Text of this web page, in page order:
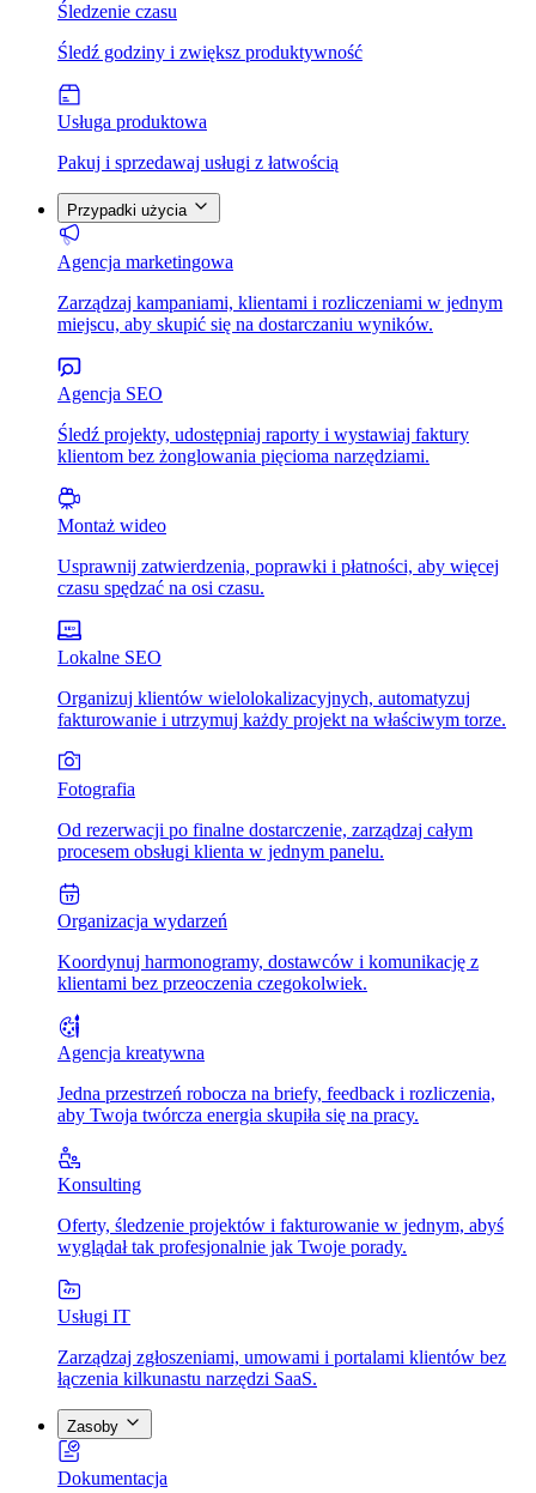
Śledzenie czasu
Śledź godziny i zwiększ produktywność
Usługa produktowa
Pakuj i sprzedawaj usługi z łatwością
Przypadki użycia
Agencja marketingowa
Zarządzaj kampaniami, klientami i rozliczeniami w jednym
miejscu, aby skupić się na dostarczaniu wyników.
Agencja SEO
Śledź projekty, udostępniaj raporty i wystawiaj faktury
klientom bez żonglowania pięcioma narzędziami.
Montaż wideo
Usprawnij zatwierdzenia, poprawki i płatności, aby więcej
czasu spędzać na osi czasu.
Lokalne SEO
Organizuj klientów wielolokalizacyjnych, automatyzuj
fakturowanie i utrzymuj każdy projekt na właściwym torze.
Fotografia
Od rezerwacji po finalne dostarczenie, zarządzaj całym
procesem obsługi klienta w jednym panelu.
Organizacja wydarzeń
Koordynuj harmonogramy, dostawców i komunikację z
klientami bez przeoczenia czegokolwiek.
Agencja kreatywna
Jedna przestrzeń robocza na briefy, feedback i rozliczenia,
aby Twoja twórcza energia skupiła się na pracy.
Konsulting
Oferty, śledzenie projektów i fakturowanie w jednym, abyś
wyglądał tak profesjonalnie jak Twoje porady.
Usługi IT
Zarządzaj zgłoszeniami, umowami i portalami klientów bez
łączenia kilkunastu narzędzi SaaS.
Zasoby
Dokumentacja